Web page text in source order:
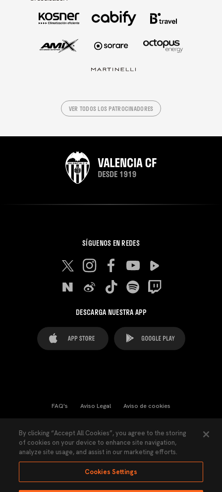
VER TODOS LOS PATROCINADORES
SÍGUENOS EN REDES
DESCARGA NUESTRA APP
FAQ's Aviso Legal Aviso de cookies
Ley Transparencia Política de Privacidad
Accesibilidad
By clicking “Accept All Cookies”, you agree to the storing
of cookies on your device to enhance site navigation,
analyze site usage, and assist in our marketing efforts.
Cookies Settings